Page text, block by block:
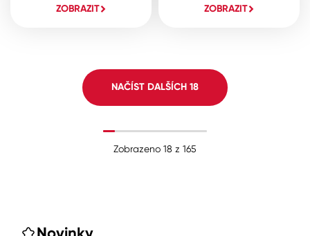
ZOBRAZIT ZOBRAZIT
NAČÍST DALŠÍCH 18
Zobrazeno 18 z 165